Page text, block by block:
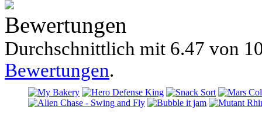
Bewertungen
Durchschnittlich mit 6.47 von
Bewertungen.